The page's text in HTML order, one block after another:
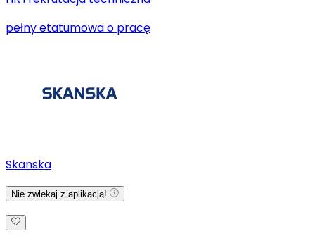
pełny etatumowa o pracę
Skanska
Nie zwlekaj z aplikacją!